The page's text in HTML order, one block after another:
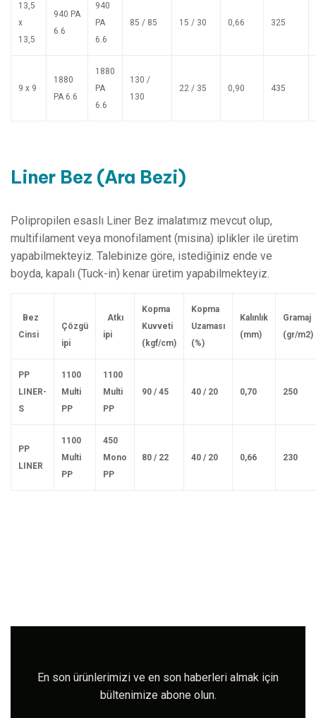
13,5
x
13,5
940 PA
6.6
940
PA
6.6
85 / 85 15 / 30 0,66 325
9 x 9
1880
PA 6.6
1880
PA
6.6
130 /
130
22 / 35 0,90 435
Liner Bez (Ara Bezi)
Polipropilen esaslı Liner Bez imalatımız mevcut olup,
multifilament veya monofilament (misina) iplikler ile üretim
yapabilmekteyiz. Talebinize göre, istediğiniz ende ve
boyda, kapalı (Tuck-in) kenar üretim yapabilmekteyiz.
Bez
Cinsi
Çözgü
ipi
Atkı
ipi
Kopma
Kuvveti
(kgf/cm)
Kopma
Uzaması
(%)
Kalınlık
(mm)
Gramaj
(gr/m2)
PP
LINER-
S
1100
Mu lti
PP
1100
Mu lti
PP
90 / 45 40 / 20 0,70 250
PP
LINER
1100
Mu lti
PP
450
Mono
PP
80 / 22 40 / 20 0,66 230
En son ürünlerimizi ve en son haberleri almak için
bültenimize abone olun.